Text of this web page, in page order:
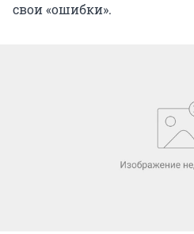
свои «ошибки».